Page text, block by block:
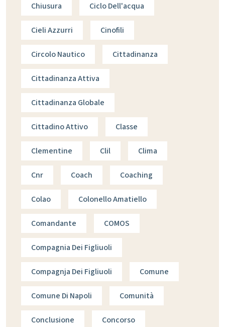
Chiusura Ciclo Dell'acqua
Cieli Azzurri Cinofili
Circolo Nautico Cittadinanza
Cittadinanza Attiva
Cittadinanza Globale
Cittadino Attivo Classe
Clementine Clil Clima
Cnr Coach Coaching
Colao Colonello Amatiello
Comandante COMOS
Compagnia Dei Figliuoli
Compagnja Dei Figliuoli Comune
Comune Di Napoli Comunità
Conclusione Concorso